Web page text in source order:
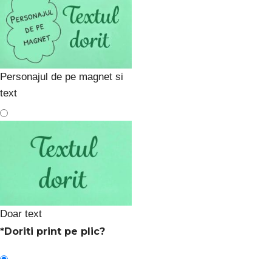
Personajul de pe magnet si
text
Doar text
*Doriti print pe plic?